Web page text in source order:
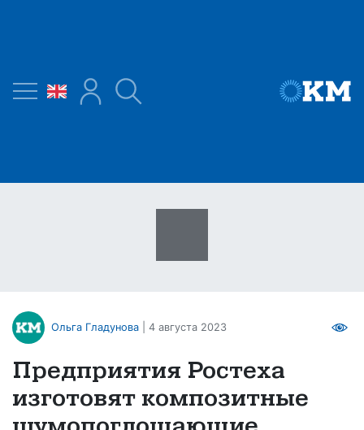
Ольга Гладунова | 4 августа 2023
Предприятия Ростеха
изготовят композитные